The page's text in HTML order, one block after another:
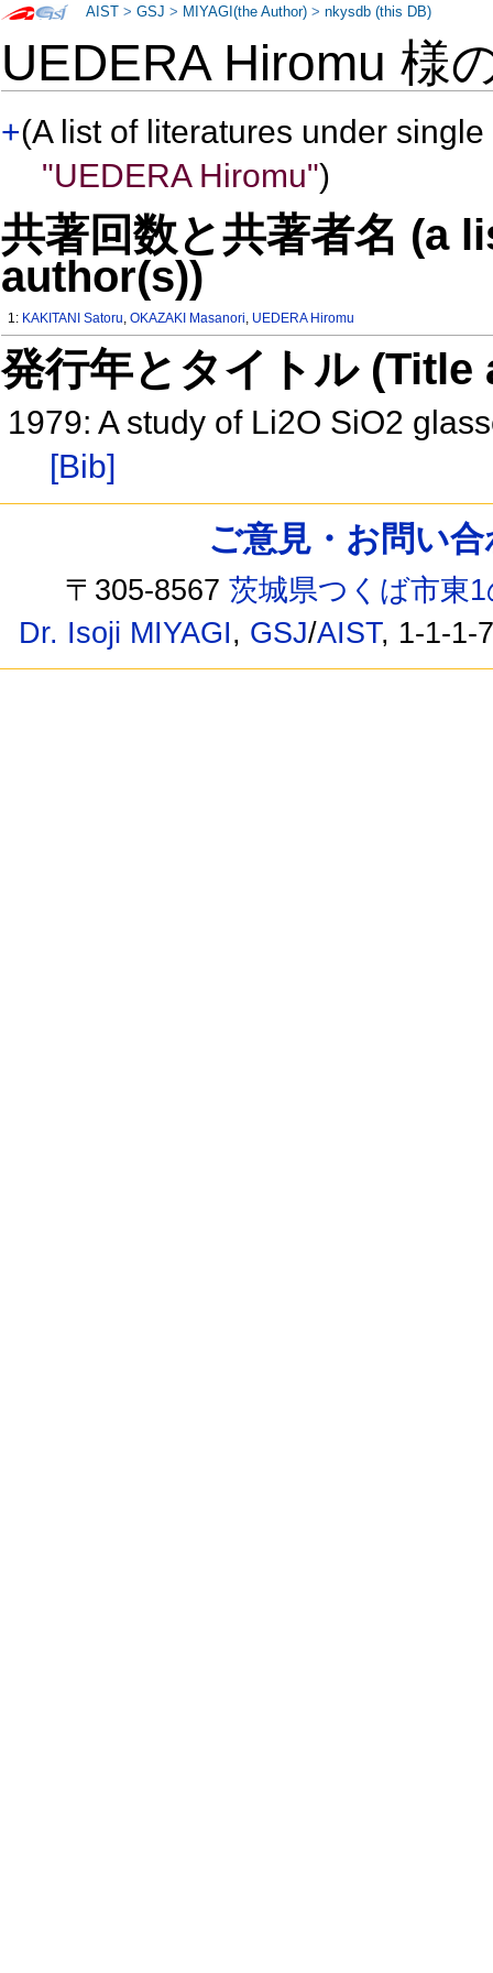
UEDERA Hiromu 様
+(A list of literatures under
"UEDERA Hiromu")
共著回数と共著者名 (a
author(s))
1: KAKITANI Satoru,OKAZAKI Masanori, UEDERA Hiromu
発行年とタイトル
1979: A study of Li2O SiO2
[Bib]
AIST >GSJ > MIYAGI(the Author) >nkysdb (this DB)
ご意見・お問い
〒305-8567茨城県つくば市東
Dr. Isoji MIYAGI, GSJ/AIST, 1-1-1-